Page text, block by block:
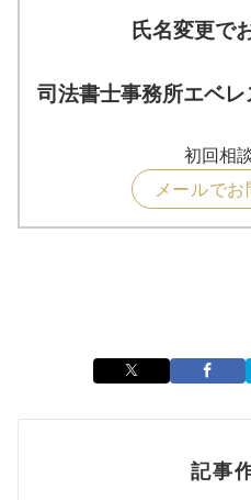
氏名変更で
司法書士事務所エベレ
初回相
メールで
記事